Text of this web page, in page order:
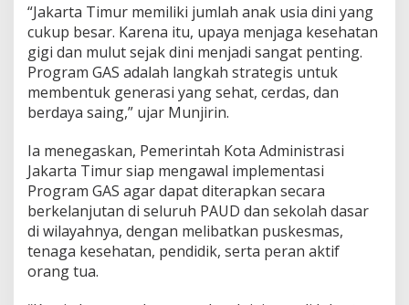
k
a
r
t
a
T
i
u
“Jakarta Timur memiliki jumlah anak usia dini yang
cukup besar. Karena itu, upaya menjaga kesehatan
gigi dan mulut sejak dini menjadi sangat penting.
Program GAS adalah langkah strategis untuk
membentuk generasi yang sehat, cerdas, dan
berdaya saing,” ujar Munjirin.
Ia menegaskan, Pemerintah Kota Administrasi
Jakarta Timur siap mengawal implementasi
Program GAS agar dapat diterapkan secara
berkelanjutan di seluruh PAUD dan sekolah dasar
di wilayahnya, dengan melibatkan puskesmas,
tenaga kesehatan, pendidik, serta peran aktif
orang tua.